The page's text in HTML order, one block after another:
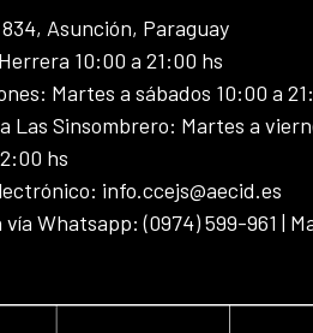
Asunción, Paraguay
10:00 a 21:00 hs
Martes a sábados 10:00 a
Las Sinsombrero: Martes a
hs
info.ccejs@aecid.es
Whatsapp: (0974) 599-961 |